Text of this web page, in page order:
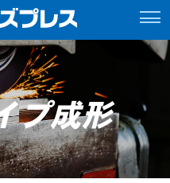
プ成形